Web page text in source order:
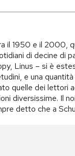
1950 e il 2000,
di decine di
Linus – si è
e una
quelle dei lettori
diversissime. Il
detto che a